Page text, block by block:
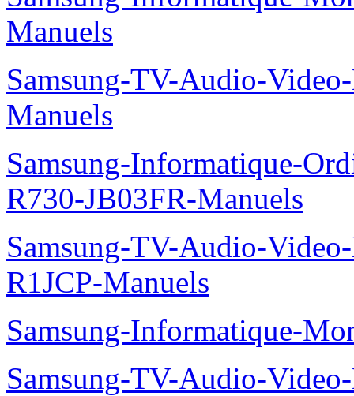
Manuels
Samsung-TV-Audio-
Manuels
Samsung-Informatique-
R730-JB03FR-Manuels
Samsung-TV-Audio-
R1JCP-Manuels
Samsung-Informatique-
Samsung-TV-Audio-